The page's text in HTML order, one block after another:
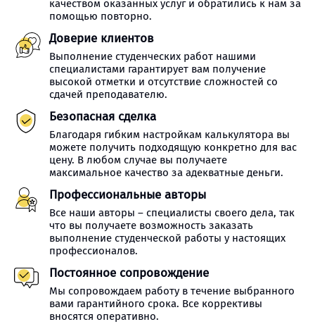
качеством оказанных услуг и обратились к нам за
помощью повторно.
Доверие клиентов
Выполнение студенческих работ нашими
специалистами гарантирует вам получение
высокой отметки и отсутствие сложностей со
сдачей преподавателю.
Безопасная сделка
Благодаря гибким настройкам калькулятора вы
можете получить подходящую конкретно для вас
цену. В любом случае вы получаете
максимальное качество за адекватные деньги.
Профессиональные авторы
Все наши авторы – специалисты своего дела, так
что вы получаете возможность заказать
выполнение студенческой работы у настоящих
профессионалов.
Постоянное сопровождение
Мы сопровождаем работу в течение выбранного
вами гарантийного срока. Все коррективы
вносятся оперативно.